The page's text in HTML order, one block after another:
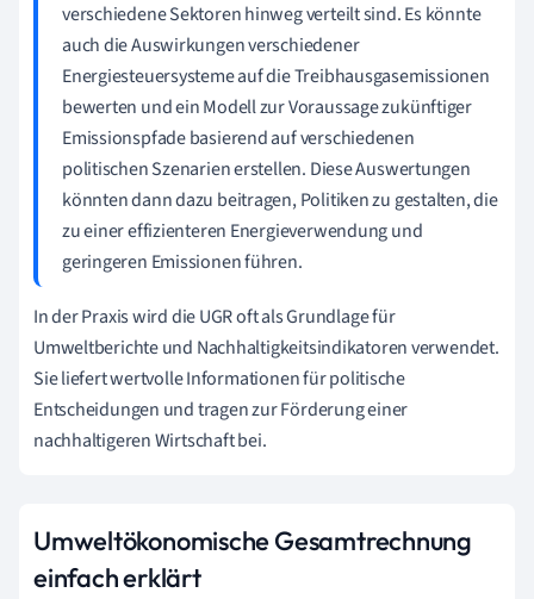
verschiedene Sektoren hinweg verteilt sind. Es könnte
auch die Auswirkungen verschiedener
Energiesteuersysteme auf die Treibhausgasemissionen
bewerten und ein Modell zur Voraussage zukünftiger
Emissionspfade basierend auf verschiedenen
politischen Szenarien erstellen. Diese Auswertungen
könnten dann dazu beitragen, Politiken zu gestalten, die
zu einer effizienteren Energieverwendung und
geringeren Emissionen führen.
In der Praxis wird die UGR oft als Grundlage für
Umweltberichte und Nachhaltigkeitsindikatoren verwendet.
Sie liefert wertvolle Informationen für politische
Entscheidungen und tragen zur Förderung einer
nachhaltigeren Wirtschaft bei.
Umweltökonomische Gesamtrechnung
einfach erklärt